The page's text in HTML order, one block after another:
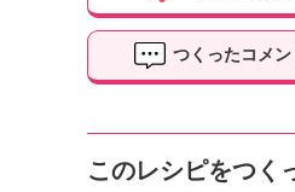
つくったコメ
このレシピをつく